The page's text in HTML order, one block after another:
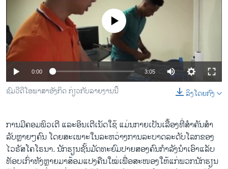
ຊຸມຊົນຊາວລາວ
ວິທະຍາສາດ-ເທັກໂນໂລຈີ
ທຸລະກິດ
ພາສາອັງກິດ
ວີດີໂອ
ລາຍການກະຈາຍສຽງ
ລາຍງານ
ຕິດຕາມພວກເຮົາ ທີ່
No media source currently available
0:00 3:05
ລິງໂດຍກົງ
ຊົມວີດີໂອພາສາອັງກິດ ກ່ຽວກັບລາຍງານນີ້
ການມີຄອມພິວເຕີ ແລະອິນເຕີເນັດໃຊ້ ແມ່ນກາຍເປັນເລື້ອງທີ່ສຳຄັນສຳ
ລັບຫຼາຍໆຄົນ ໂດຍສະເພາະໃນລະຫວ່າງການລະບາດລະດັບໂລກຂອງ
ໄວຣັສໂຄໂຣນາ. ນັກຮຽນຊັ້ນມັດທະຍົມປາຍສອງຄົນກຳລັງນຳເອົາແລັບ
ທັອບເກົ່າທັງຫຼາຍມາສ້ອມແປງຄືນໃໝ່ເພື່ອສະໜອງໃຫ້ແກ່ພວກນັກຮຽນ